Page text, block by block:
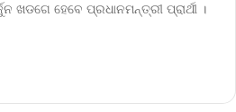
ଖଡଗେ ହେବେ ପ୍ରଧାନମନ୍ତ୍ରୀ ପ୍ରାର୍ଥୀ ।